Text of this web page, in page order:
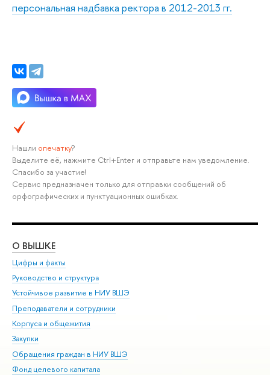
персональная надбавка ректора в 2012-2013 гг.
Нашли опечатку?
Выделите её, нажмите Ctrl+Enter и отправьте нам уведомление.
Спасибо за участие!
Сервис предназначен только для отправки сообщений об
орфографических и пунктуационных ошибках.
О ВЫШКЕ
Цифры и факты
Руководство и структура
Устойчивое развитие в НИУ ВШЭ
Преподаватели и сотрудники
Корпуса и общежития
Закупки
Обращения граждан в НИУ ВШЭ
Фонд целевого капитала